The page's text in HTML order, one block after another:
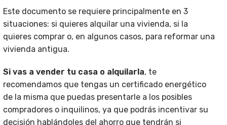
Este documento se requiere principalmente en 3
situaciones: si quieres alquilar una vivienda, si la
quieres comprar o, en algunos casos, para reformar una
vivienda antigua.
Si vas a vender tu casa o alquilarla, te
recomendamos que tengas un certificado energético
de la misma que puedas presentarle a los posibles
compradores o inquilinos, ya que podrás incentivar su
decisión hablándoles del ahorro que tendrán si